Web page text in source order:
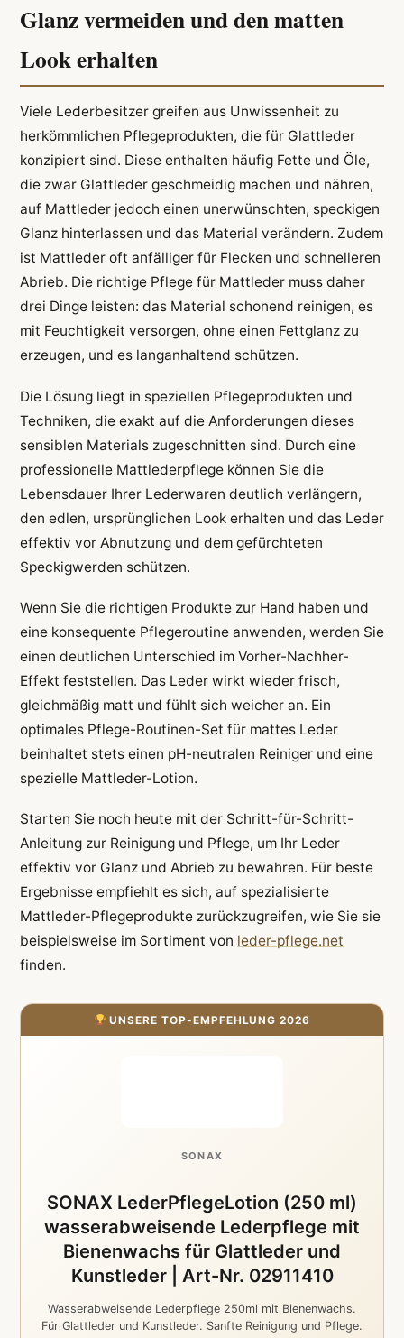
Glanz vermeiden und den matten
Look erhalten
Viele Lederbesitzer greifen aus Unwissenheit zu
herkömmlichen Pflegeprodukten, die für Glattleder
konzipiert sind. Diese enthalten häufig Fette und Öle,
die zwar Glattleder geschmeidig machen und nähren,
auf Mattleder jedoch einen unerwünschten, speckigen
Glanz hinterlassen und das Material verändern. Zudem
ist Mattleder oft anfälliger für Flecken und schnelleren
Abrieb. Die richtige Pflege für Mattleder muss daher
drei Dinge leisten: das Material schonend reinigen, es
mit Feuchtigkeit versorgen, ohne einen Fettglanz zu
erzeugen, und es langanhaltend schützen.
Die Lösung liegt in speziellen Pflegeprodukten und
Techniken, die exakt auf die Anforderungen dieses
sensiblen Materials zugeschnitten sind. Durch eine
professionelle Mattlederpflege können Sie die
Lebensdauer Ihrer Lederwaren deutlich verlängern,
den edlen, ursprünglichen Look erhalten und das Leder
effektiv vor Abnutzung und dem gefürchteten
Speckigwerden schützen.
Wenn Sie die richtigen Produkte zur Hand haben und
eine konsequente Pflegeroutine anwenden, werden Sie
einen deutlichen Unterschied im Vorher-Nachher-
Effekt feststellen. Das Leder wirkt wieder frisch,
gleichmäßig matt und fühlt sich weicher an. Ein
optimales Pflege-Routinen-Set für mattes Leder
beinhaltet stets einen pH-neutralen Reiniger und eine
spezielle Mattleder-Lotion.
Starten Sie noch heute mit der Schritt-für-Schritt-
Anleitung zur Reinigung und Pflege, um Ihr Leder
effektiv vor Glanz und Abrieb zu bewahren. Für beste
Ergebnisse empfiehlt es sich, auf spezialisierte
Mattleder-Pflegeprodukte zurückzugreifen, wie Sie sie
beispielsweise im Sortiment von leder-pflege.net
finden.
UNSERE TOP-EMPFEHLUNG 2026
SONAX
SONAX LederPflegeLotion (250 ml)
wasserabweisende Lederpflege mit
Bienenwachs für Glattleder und
Kunstleder | Art-Nr. 02911410
Wasserabweisende Lederpflege 250ml mit Bienenwachs.
Für Glattleder und Kunstleder. Sanfte Reinigung und Pflege.